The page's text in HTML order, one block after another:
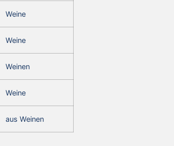
Weine
Weine
Weinen
Weine
aus Weinen